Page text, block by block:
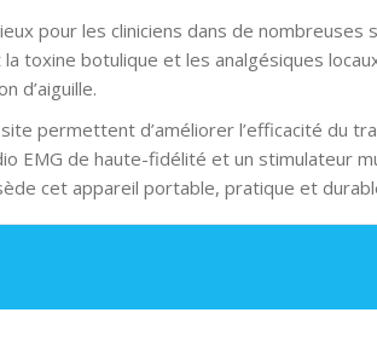
pour les cliniciens dans de
toxine botulique et les analgésiques
d’aiguille.
permettent d’améliorer l’efficacité du
EMG de haute-fidélité et un stimulateur
cet appareil portable, pratique et